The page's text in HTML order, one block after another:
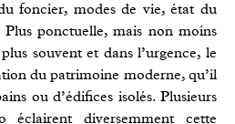
foncier, modes de vie, état du
ponctuelle, mais non moins
souvent et dans l’urgence, le
du patrimoine moderne, qu’il
ou d’édifices isolés. Plusieurs
éclairent diversemment cette